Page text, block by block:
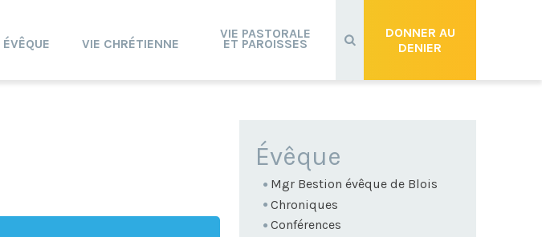
DONNER AU
DENIER
ÉVÊQUE VIE CHRÉTIENNE
VIE PASTORALE
ET PAROISSES
NAVIGATION
Évêque
Mgr Bestion évêque de Blois
Chroniques
Conférences